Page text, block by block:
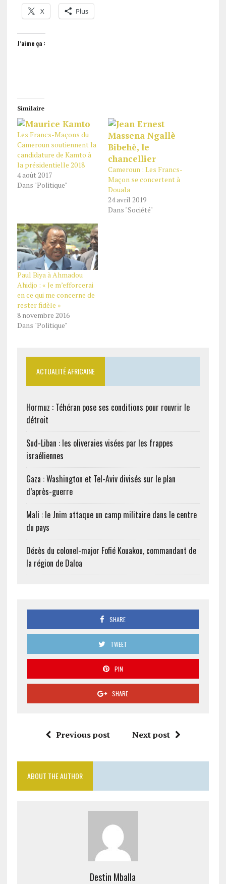
X Plus
J’aime ça :
Similaire
Les Francs-Maçons du
Cameroun soutiennent la
candidature de Kamto à
la présidentielle 2018
4 août 2017
Dans "Politique"
Cameroun : Les Francs-
Maçon se concertent à
Douala
24 avril 2019
Dans "Société"
Paul Biya à Ahmadou
Ahidjo : « Je m’efforcerai
en ce qui me concerne de
rester fidèle »
8 novembre 2016
Dans "Politique"
ACTUALITÉ AFRICAINE
Hormuz : Téhéran pose ses conditions pour rouvrir le
détroit
Sud-Liban : les oliveraies visées par les frappes
israéliennes
Gaza : Washington et Tel-Aviv divisés sur le plan
d’après-guerre
Mali : le Jnim attaque un camp militaire dans le centre
du pays
Décès du colonel-major Fofié Kouakou, commandant de
la région de Daloa
SHARE
TWEET
PIN
SHARE
Previous post Next post
ABOUT THE AUTHOR
Destin Mballa